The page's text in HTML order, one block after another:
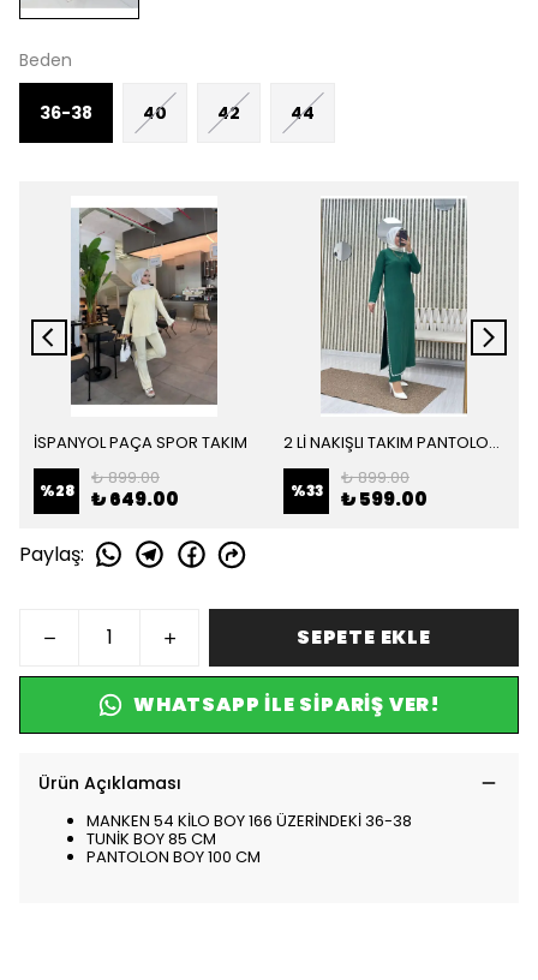
Beden
36-38 40 42 44
İSPANYOL PAÇA SPOR TAKIM
%28
₺ 899.00
₺ 649.00
2 Lİ NAKIŞLI TAKIM PANTOLON TUNİK
%33
₺ 899.00
₺ 599.00
Paylaş:
SEPETE EKLE
WHATSAPP ILE SIPARIŞ VER!
Ürün Açıklaması
MANKEN 54 KİLO BOY 166 ÜZERİNDEKİ 36-38
TUNİK BOY 85 CM
PANTOLON BOY 100 CM